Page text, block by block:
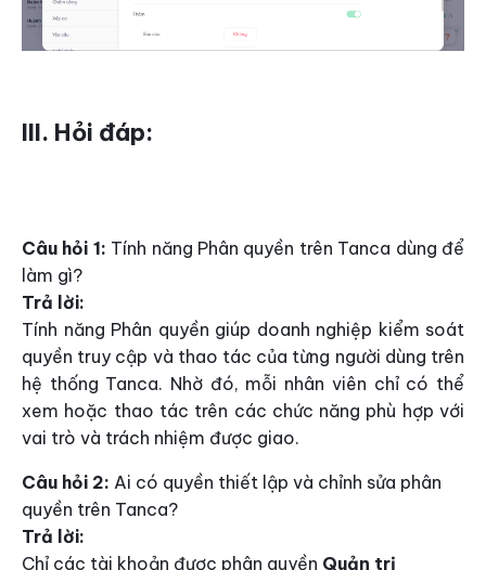
III. Hỏi đáp:
Câu hỏi 1: Tính năng Phân quyền trên Tanca dùng để
làm gì?
Trả lời:
Tính năng Phân quyền giúp doanh nghiệp kiểm soát
quyền truy cập và thao tác của từng người dùng trên
hệ thống Tanca. Nhờ đó, mỗi nhân viên chỉ có thể
xem hoặc thao tác trên các chức năng phù hợp với
vai trò và trách nhiệm được giao.
Câu hỏi 2: Ai có quyền thiết lập và chỉnh sửa phân
quyền trên Tanca?
Trả lời:
Chỉ các tài khoản được phân quyền Quản trị